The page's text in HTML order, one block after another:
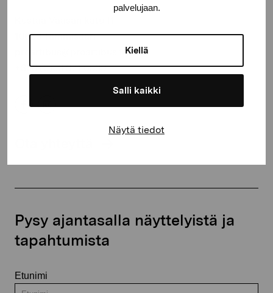
palvelujaan.
Kiellä
Salli kaikki
Näytä tiedot
10600 Tammisaari
+358 (0)50 371 6339
Pysy ajantasalla näyttelyistä ja
tapahtumista
Etunimi